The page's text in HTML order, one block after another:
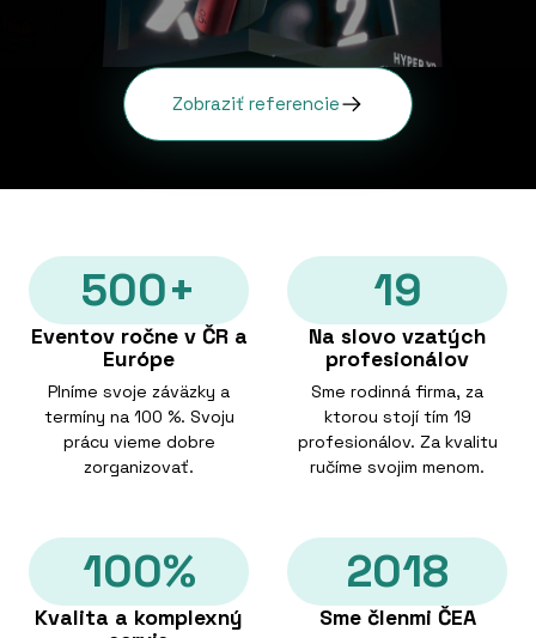
Zobraziť referencie
500+
Eventov ročne v ČR a
Európe
Plníme svoje záväzky a
termíny na 100 %. Svoju
prácu vieme dobre
zorganizovať.
19
Na slovo vzatých
profesionálov
Sme rodinná firma, za
ktorou stojí tím 19
profesionálov. Za kvalitu
ručíme svojim menom.
100%
Kvalita a komplexný
2018
Sme členmi ČEA